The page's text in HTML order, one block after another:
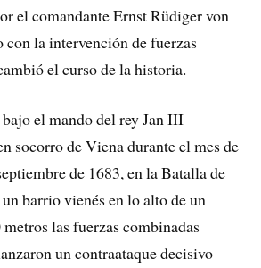
el comandante Ernst Rüdiger von
con la intervención de fuerzas
el curso de la historia.
el mando del rey Jan III
socorro de Viena durante el mes de
de 1683, en la Batalla de
barrio vienés en lo alto de un
las fuerzas combinadas
un contraataque decisivo